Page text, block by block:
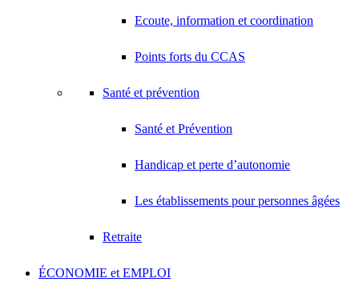
Ecoute, information et coordination
Points forts du CCAS
Santé et prévention
Santé et Prévention
Handicap et perte d’autonomie
Les établissements pour personnes âgées
Retraite
ÉCONOMIE et EMPLOI